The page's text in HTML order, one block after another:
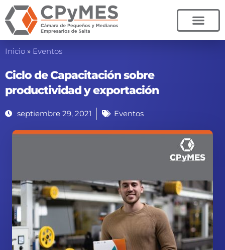
al
contenido
Inicio » Eventos
Ciclo de Capacitación sobre
productividad y exportación
septiembre 29, 2021 Eventos